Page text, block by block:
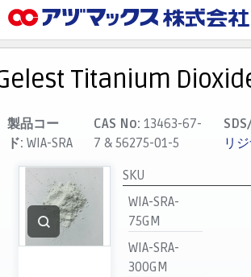
お気に入り
カート
マイアカウント
主要取扱ブランド
代理店一覧
支払い
Titanium
製品コー
ド: WIA-SRA
CAS No: 13463-67-
7 & 56275-01-5
リ
SKU
WIA-SRA-
75GM
WIA-SRA-
300GM